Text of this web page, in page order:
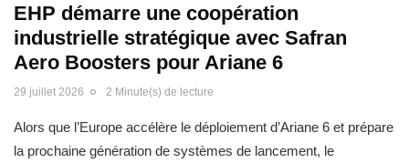
EHP démarre une coopération
industrielle stratégique avec Safran
Aero Boosters pour Ariane 6
29 juillet 2026 2 Minute(s) de lecture
Alors que l’Europe accélère le déploiement d’Ariane 6 et prépare
la prochaine génération de systèmes de lancement, le